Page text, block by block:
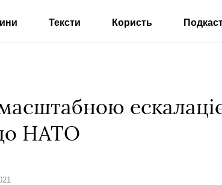
Тексти Користь
НАТО